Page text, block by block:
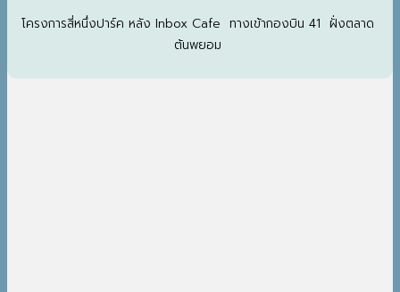
โครงการสี่หนึ่งปาร์ค หลัง Inbox Cafe ทางเข้ากองบิน 41 ฝั่งตลาด
ต้นพยอม